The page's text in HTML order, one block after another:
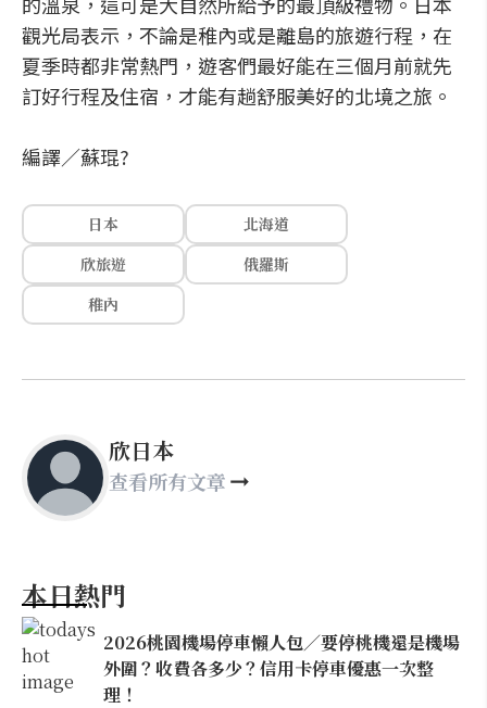
觀光局表示，不論是稚內或是離島的旅遊行程，在
夏季時都非常熱門，遊客們最好能在三個月前就先
訂好行程及住宿，才能有趟舒服美好的北境之旅。
編譯／蘇琨?
日本
北海道
欣旅遊
俄羅斯
稚內
欣日本
查看所有文章
本日熱門
2026桃園機場停車懶人包／要停桃機還是機場
外圍？收費各多少？信用卡停車優惠一次整
理！